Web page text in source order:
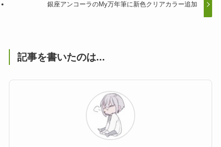
銀座アンコーラのMy万年筆に新色クリアカラー追加
記事を書いたのは...